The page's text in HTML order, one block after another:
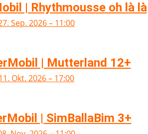
| Rhythmousse oh là là
Sep. 2026 – 11:00
| Mutterland 12+
Okt. 2026 – 17:00
| SimBallaBim 3+